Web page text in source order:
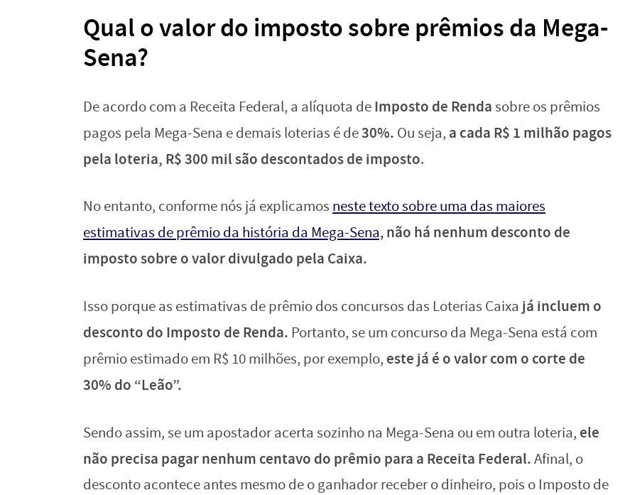
Qual o valor do imposto sobre prêmios da Mega-
Sena?
De acordo com a Receita Federal, a alíquota deImposto de Rendasobre os prêmios
pagos pela Mega-Sena e demais loterias é de30%. Ou seja, a cada R$ 1 milhão pagos
pela loteria, R$ 300 mil são descontados de imposto.
No entanto, conforme nós já explicamos neste texto sobre uma das maiores
estimativas de prêmio da história da Mega-Sena,não há nenhum desconto de
imposto sobre o valor divulgado pela Caixa.
Isso porque as estimativas de prêmio dos concursos das Loterias Caixa já incluem o
desconto do Imposto de Renda. Portanto, se um concurso da Mega-Sena está com
prêmio estimado em R$ 10 milhões, por exemplo, este já é o valor com o corte de
30% do “Leão”.
Sendo assim, se um apostador acerta sozinho na Mega-Sena ou em outra loteria, ele
não precisa pagar nenhum centavo do prêmio para a Receita Federal.Afinal, o
desconto acontece antes mesmo de o ganhador receber o dinheiro, pois o Imposto de